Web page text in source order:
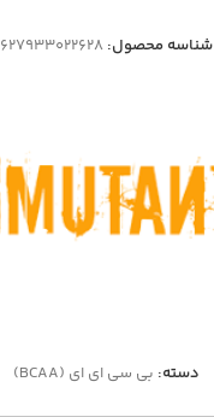
شناسه محصول:627933022628
دسته: بی سی ای ای (BCAA)